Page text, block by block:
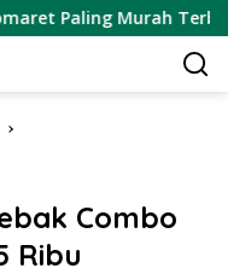
Paling Murah Terbaru 6
Combo
Ribu